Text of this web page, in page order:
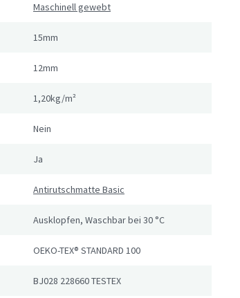
Maschinell gewebt
15mm
12mm
1,20kg/m²
Nein
Ja
Antirutschmatte Basic
Ausklopfen, Waschbar bei 30 °C
OEKO-TEX® STANDARD 100
BJ028 228660 TESTEX